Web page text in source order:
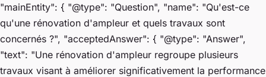
"mainEntity": { "@type": "Question", "name": "Qu'est-ce
qu'une rénovation d'ampleur et quels travaux sont
concernés ?", "acceptedAnswer": { "@type": "Answer",
"text": "Une rénovation d'ampleur regroupe plusieurs
travaux visant à améliorer significativement la performance